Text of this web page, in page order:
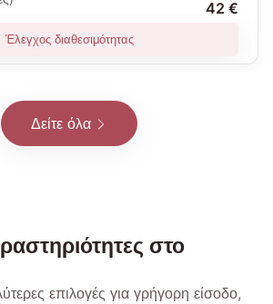
42 €
Έλεγχος διαθεσιμότητας
Δείτε όλα
στο
επιλογές για γρήγορη είσοδο,